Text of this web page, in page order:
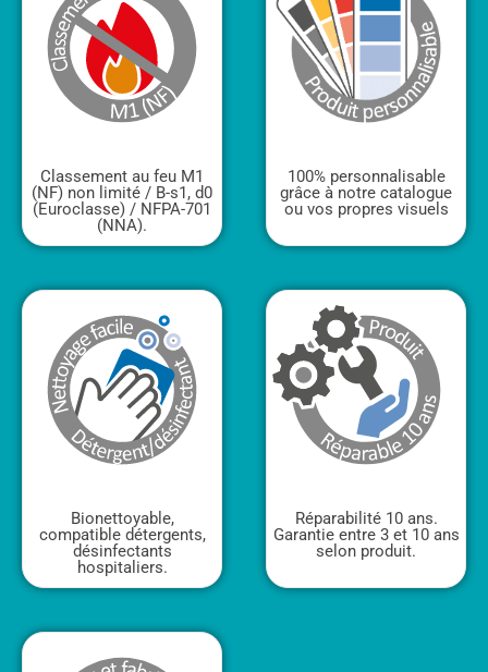
Classement au feu M1
(NF) non limité / B-s1, d0
(Euroclasse) / NFPA-701
(NNA).
100% personnalisable
grâce à notre catalogue
ou vos propres visuels
Bionettoyable,
compatible détergents,
désinfectants
hospitaliers.
Réparabilité 10 ans.
Garantie entre 3 et 10 ans
selon produit.